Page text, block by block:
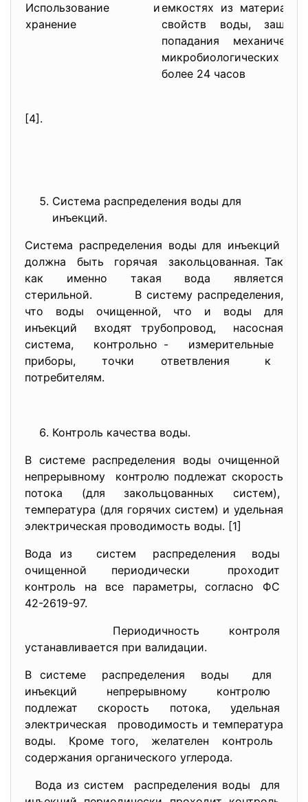
Использование и
хранение
емкостях из
свойств воды,
попадания
микробиологических
более 24 часов
[4].
Система распределения воды для
инъекций.
Система распределения воды для инъекций
должна быть горячая закольцованная. Так
как именно такая вода является
стерильной. В систему распределения,
что воды очищенной, что и воды для
инъекций входят трубопровод, насосная
система, контрольно - измерительные
приборы, точки ответвления к
потребителям.
Контроль качества воды.
В системе распределения воды очищенной
непрерывному контролю подлежат скорость
потока (для закольцованных систем),
температура (для горячих систем) и удельная
электрическая проводимость воды. [1]
Вода из систем распределения воды
очищенной периодически проходит
контроль на все параметры, согласно ФС
42-2619-97.
Периодичность контроля
устанавливается при валидации.
В системе распределения воды для
инъекций непрерывному контролю
подлежат скорость потока, удельная
электрическая проводимость и температура
воды. Кроме того, желателен контроль
содержания органического углерода.
Вода из систем распределения воды для